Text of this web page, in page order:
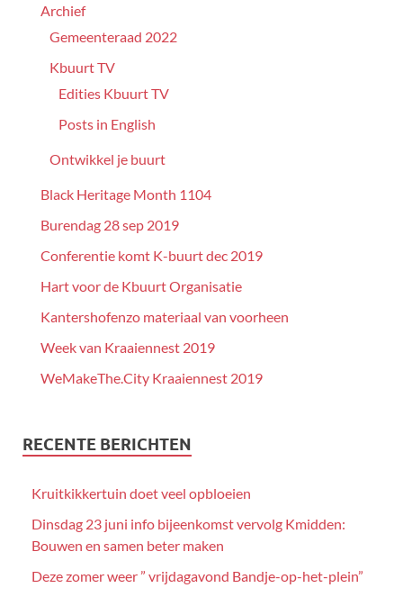
Archief
Gemeenteraad 2022
Kbuurt TV
Edities Kbuurt TV
Posts in English
Ontwikkel je buurt
Black Heritage Month 1104
Burendag 28 sep 2019
Conferentie komt K-buurt dec 2019
Hart voor de Kbuurt Organisatie
Kantershofenzo materiaal van voorheen
Week van Kraaiennest 2019
WeMakeThe.City Kraaiennest 2019
RECENTE BERICHTEN
Kruitkikkertuin doet veel opbloeien
Dinsdag 23 juni info bijeenkomst vervolg Kmidden:
Bouwen en samen beter maken
Deze zomer weer ” vrijdagavond Bandje-op-het-plein”